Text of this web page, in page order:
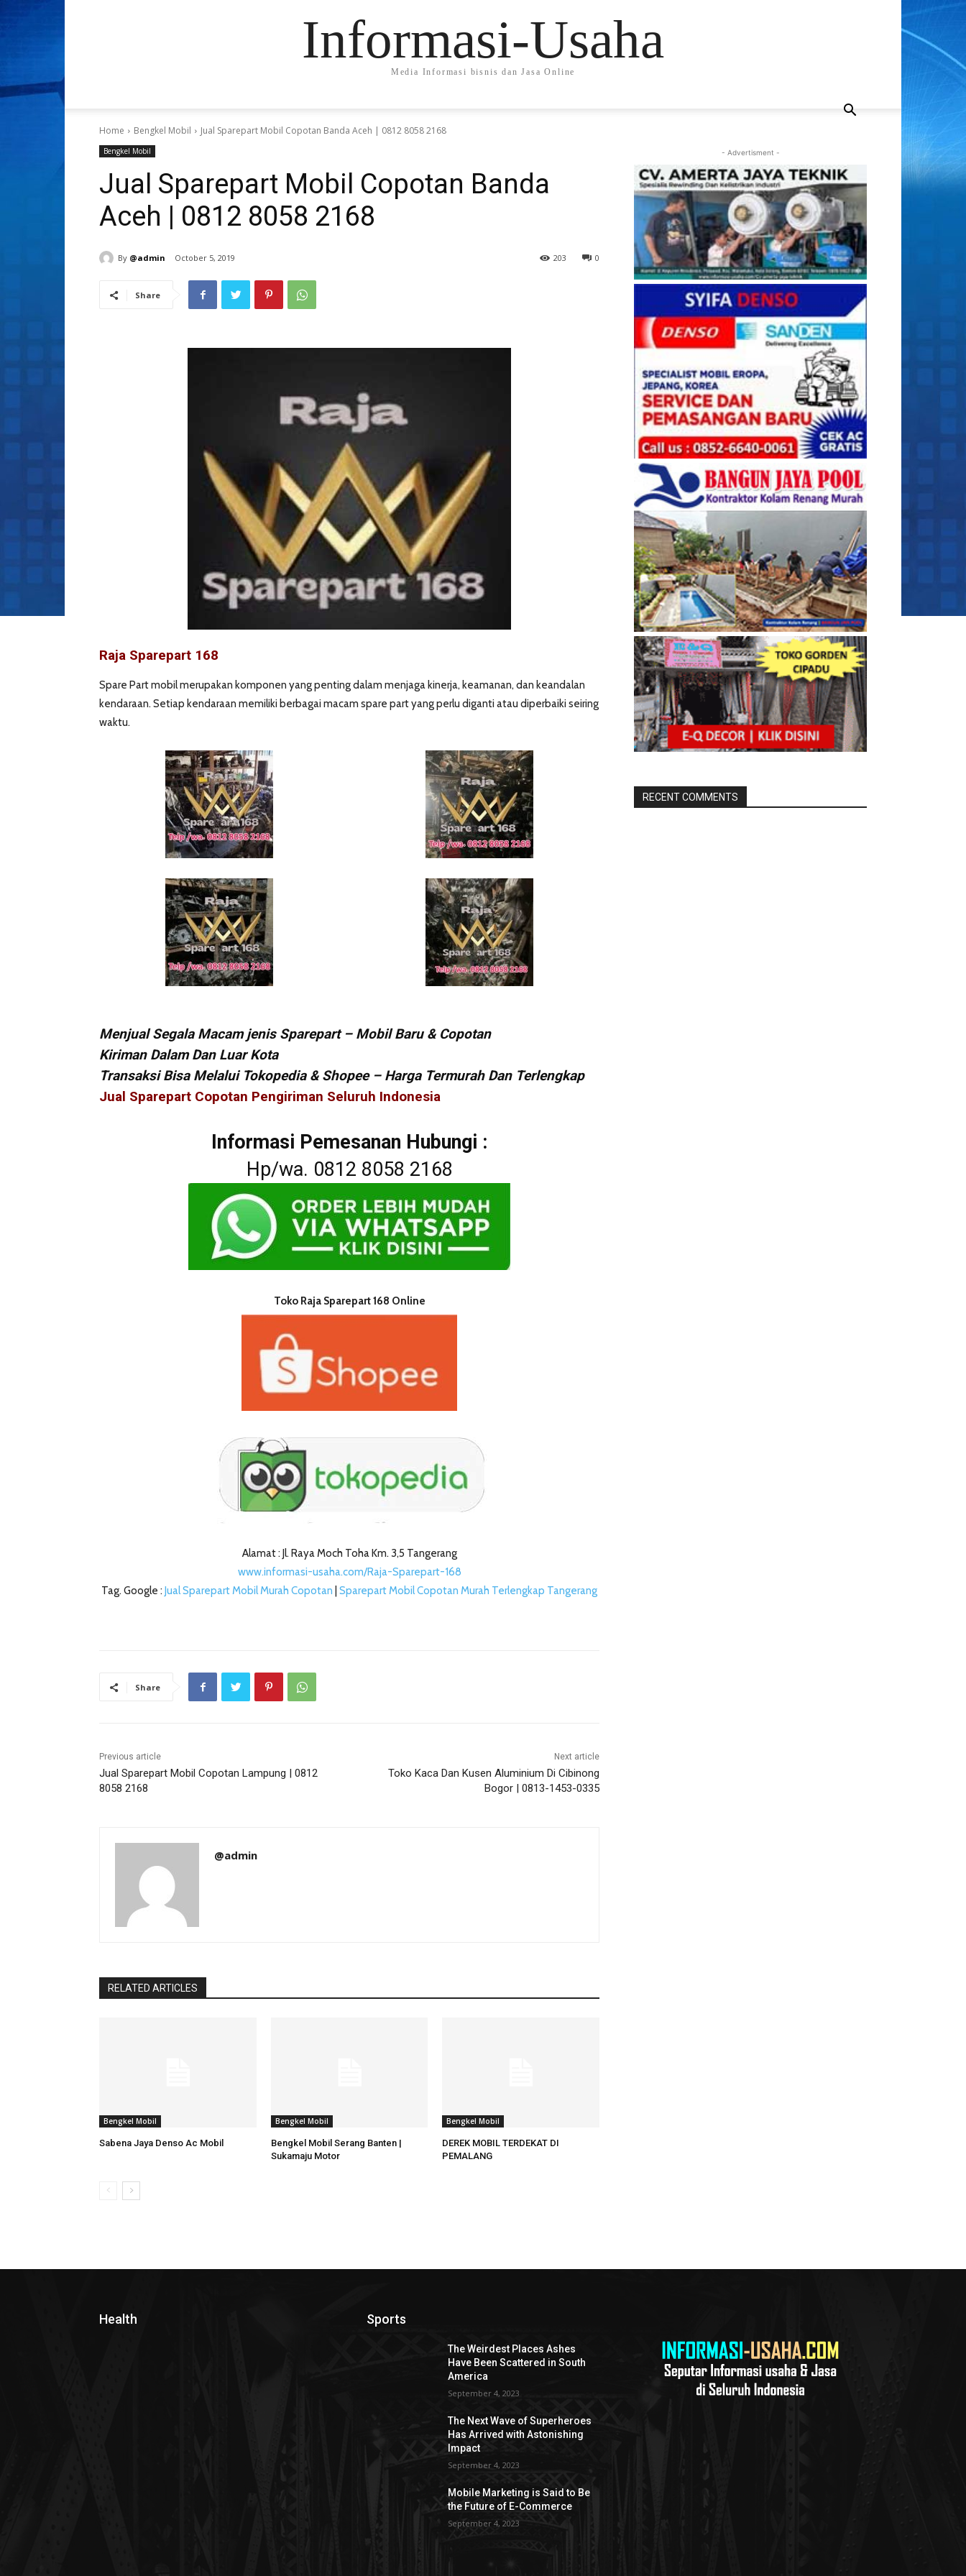
Informasi-Usaha
Media Informasi bisnis dan Jasa Online
Home Bengkel Mobil Jual Sparepart Mobil Copotan Banda Aceh | 0812 8058 2168
Bengkel Mobil
Jual Sparepart Mobil Copotan Banda
Aceh | 0812 8058 2168
By @admin October 5, 2019 0
203
Share
Raja Sparepart 168
Spare Part mobil merupakan komponen yang penting dalam menjaga kinerja, keamanan, dan keandalan
kendaraan. Setiap kendaraan memiliki berbagai macam spare part yang perlu diganti atau diperbaiki seiring
waktu.
Menjual Segala Macam jenis Sparepart – Mobil Baru & Copotan
Kiriman Dalam Dan Luar Kota
Transaksi Bisa Melalui Tokopedia & Shopee – Harga Termurah Dan Terlengkap
Jual Sparepart Copotan Pengiriman Seluruh Indonesia
Informasi Pemesanan Hubungi :
Hp/wa. 0812 8058 2168
Toko Raja Sparepart 168 Online
Alamat : Jl. Raya Moch Toha Km. 3,5 Tangerang
www.informasi-usaha.com/Raja-Sparepart-168
Tag. Google : Jual Sparepart Mobil Murah Copotan Sparepart Mobil Copotan Murah Terlengkap Tangerang
Share
Previous article
Jual Sparepart Mobil Copotan Lampung | 0812
8058 2168
Next article
Toko Kaca Dan Kusen Aluminium Di Cibinong
Bogor | 0813-1453-0335
@admin
RELATED ARTICLES
Bengkel Mobil
Sabena Jaya Denso Ac Mobil
Bengkel Mobil
Bengkel Mobil Serang Banten |
Sukamaju Motor
Bengkel Mobil
DEREK MOBIL TERDEKAT DI
PEMALANG
- Advertisment -
RECENT COMMENTS
Health Sports
The Weirdest Places Ashes
Have Been Scattered in South
America
September 4, 2023
The Next Wave of Superheroes
Has Arrived with Astonishing
Impact
September 4, 2023
Mobile Marketing is Said to Be
the Future of E-Commerce
September 4, 2023